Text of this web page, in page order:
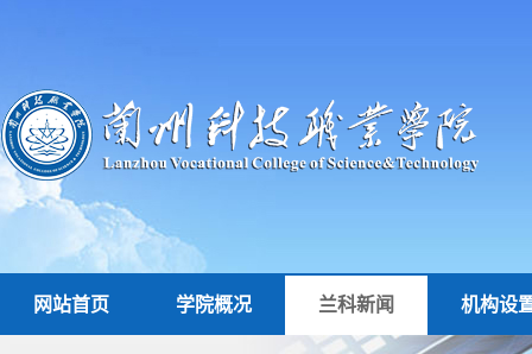
网站首页 学院概况 兰科新闻 机构设